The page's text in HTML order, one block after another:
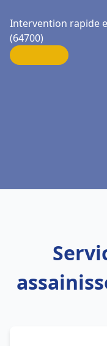
Intervention rapide
(64700)